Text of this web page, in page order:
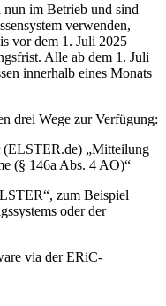
nun im Betrieb und sind
verwenden,
vor dem 1. Juli 2025
Alle ab dem 1. Juli
innerhalb eines Monats
drei Wege zur Verfügung:
„Mitteilung
(§ 146a Abs. 4 AO)“
zum Beispiel
oder der
via der ERiC-